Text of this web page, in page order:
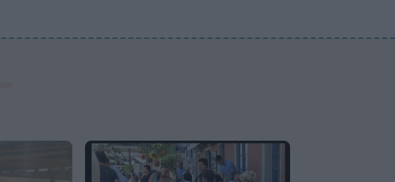
Κολαΐτη είναι η Μαργαρίτα
κομψό poolside look και με
θέα αξεπέραστη!